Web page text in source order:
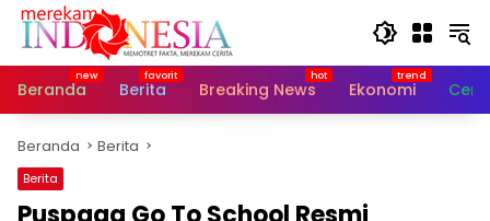
Langsung
Beranda
Berita Breaking News Ekonomi
Beranda Berita
Berita